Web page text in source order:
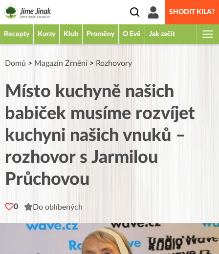
SHODIT KILA?
Recepty Kurzy Klub Proměny O Evě Jak začít
Domů > Magazín Zrnění > Rozhovory
Místo kuchyně našich
babiček musíme rozvíjet
kuchyni našich vnuků –
rozhovor s Jarmilou
Průchovou
0 Do oblíbených